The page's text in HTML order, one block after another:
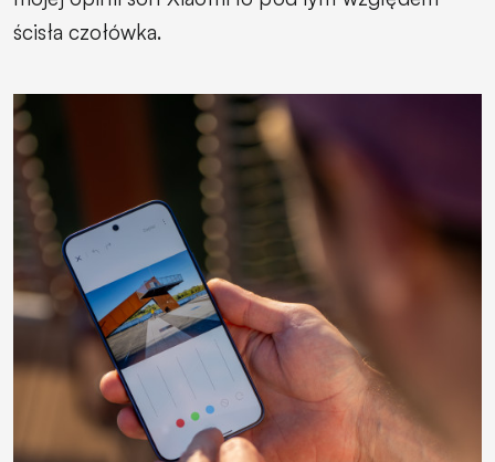
ścisła czołówka.